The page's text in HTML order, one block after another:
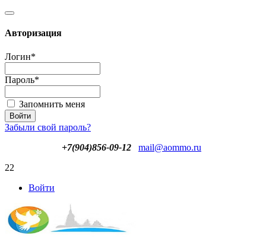
Авторизация
Логин*
Пароль*
Запомнить меня
Забыли свой пароль?
+7(904)856-09-12
mail@aommo.ru
22
Войти